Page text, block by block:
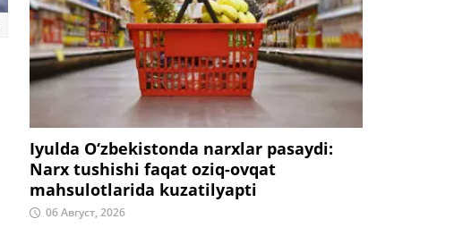
Iyulda O‘zbekistonda narxlar pasaydi:
Narx tushishi faqat oziq-ovqat
mahsulotlarida kuzatilyapti
06 Август, 2026